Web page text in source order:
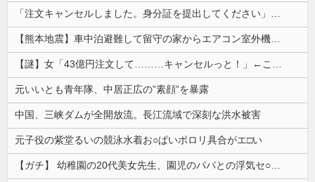
「注文キャンセルしました。身分証を提出してください」とAmazonから突然のメール、怪しすぎるのでカスタマーに確認したら……
【熊本地震】車中泊避難して留守の家からエアコン室外機盗む 警察に「室外機が盗まれた」相談数件 天草市の無職男（47）逮捕
【謎】女「43億円注文して………キャンセルっと！」←こいつの目的
元いいとも青年隊、中居正広の”素顔”を暴露
中国、三峡ダムが全開放流。長江流域で深刻な洪水被害
元子役の紫堂るいの競泳水着お○ぱいポロリ具合がエ□い
【ガチ】 幼稚園の20代美女先生、園児のパパとの浮気セ○クス動画が流出して終わる